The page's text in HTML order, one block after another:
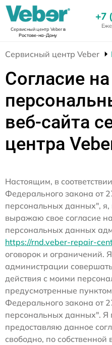
Сервисный центр Veberв
Ростове-на-Дону
+7
Сервисный центр Veber
Согласие
веб-сайта
центра
Настоящим, в
Федерального закона от
персональных данных",
выражаю свое согласие
персональных данных
https://rnd.veber-repair-
оговорок и ограничений.
администрации
действия с моими
предусмотренные
Федерального закона от
персональных данных". Я
предоставляю данное
свободно, по собственной